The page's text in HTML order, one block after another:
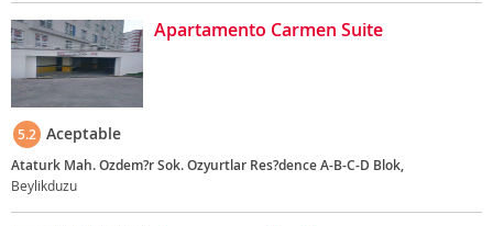
Apartamento Carmen Suite
5.2 Aceptable
Ataturk Mah. Ozdem?r Sok. Ozyurtlar Res?dence A-B-C-D Blok,
Beylikduzu